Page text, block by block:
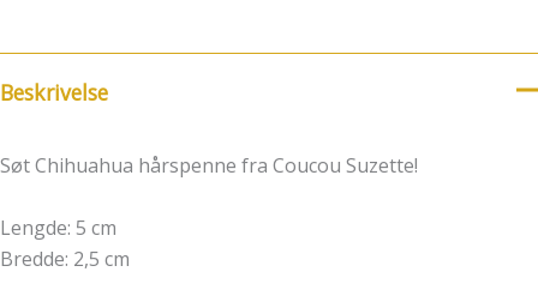
Beskrivelse
Søt Chihuahua hårspenne fra Coucou Suzette!
Lengde: 5 cm
Bredde: 2,5 cm